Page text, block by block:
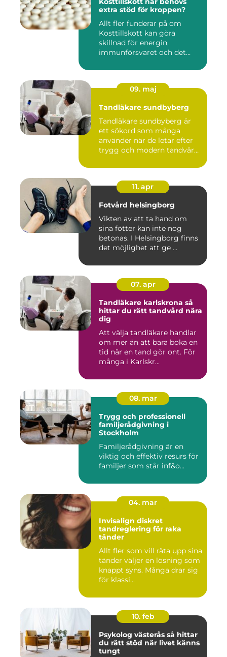
extra stöd för kroppen?
Allt fler funderar på om
Kosttillskott kan göra
skillnad för energin,
immunförsvaret och det
09. maj
Tandläkare sundbyberg
Tandläkare sundbyberg är
ett sökord som många
använder när de letar efter
trygg och modern tandvård
11. apr
Fotvård helsingborg
Vikten av att ta hand om
sina fötter kan inte nog
betonas. I Helsingborg finns
det möjlighet att ge ...
07. apr
Tandläkare karlskrona så
hittar du rätt tandvård nära
dig
Att välja tandläkare handlar
om mer än att bara boka en
tid när en tand gör ont. För
många i Karlskr...
08. mar
Trygg och professionell
familjerådgivning i
Stockholm
Familjerådgivning är en
viktig och effektiv resurs för
familjer som står inf&o...
04. mar
Invisalign diskret
tandreglering för raka
tänder
Allt fler som vill räta upp sina
tänder väljer en lösning som
knappt syns. Många drar sig
för klassi...
10. feb
Psykolog västerås så hittar
du rätt stöd när livet känns
tungt